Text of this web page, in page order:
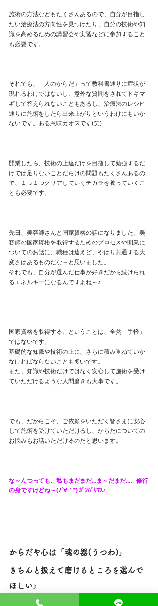
施術の方法などもたくさんあるので、自分が目指し
たい治療法の方向性を見つけたり、自分の技術や知
識を高めるための講習会や実習などに参加すること
も必要です。
それでも、「人のからだ」って教科書通りに症状が
現れるわけではないし、意外な質問をされてドギマ
ギして答えられないこともあるし、治療法のレシピ
通りに施術をしたら出来上がりというわけにもいか
ないです。ある意味カオスです(笑)
開業したら、技術の上達だけを目指して勉強するだ
けでは足りないことだらけの問題もたくさんあるの
で、１つ１つクリアしていくチカラを養っていくこ
とも必要です。
先日、美容師さんと国家資格の話になりました。美
容師の国家資格を取得するためのプロセスや開業に
ついてのお話に、職種は違えど、やはり共通する大
変さはあるものだな～と思いました。
それでも、自分が選んだ仕事が好きだから続けられ
るエネルギーになるんですよね～♪
国家資格を取得する、ということは、全然「手軽」
ではないです。
基礎的な知識や技術の上に、さらに積み重ねていか
なければならないことも多いです。
また、知識や技術だけではなく安心して施術を受け
ていただけるような人間磨きも大事です。
でも、だからこそ、ご依頼をいただく皆さまに安心
して施術を受けていただけるし、からだについての
お悩みもお話いただけるのだと思います。
な～んつっても、私もまだまだ...ま～だまだ...、修行
の身ですけどね～(ﾉ´∀｀*) ｶﾞﾝﾊﾞﾘﾏｽ♪
からだや心は「魂の器(うつわ)」
きちんと扱えて磨けるところを選んで
ほしい♪